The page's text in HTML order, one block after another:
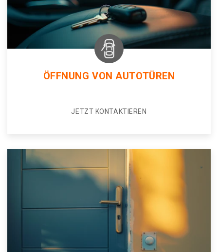
ÖFFNUNG VON AUTOTÜREN
JETZT KONTAKTIEREN